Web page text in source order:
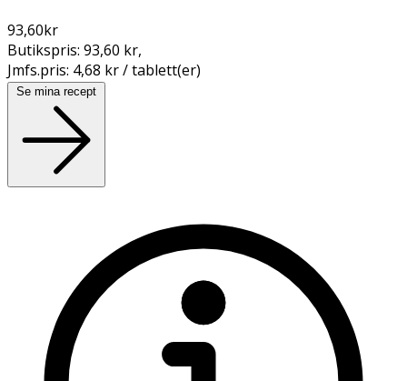
93,60kr
Butikspris: 93,60 kr,
Jmfs.pris: 4,68 kr / tablett(er)
Se mina recept